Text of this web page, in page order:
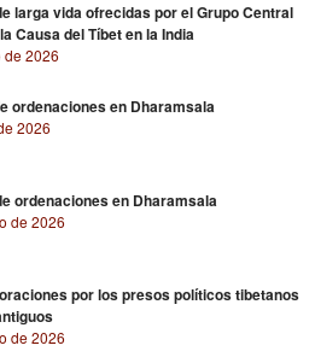
larga vida ofrecidas por el Grupo Central
Causa del Tíbet en la India
de 2026
ordenaciones en Dharamsala
2026
ordenaciones en Dharamsala
de 2026
por los presos políticos tibetanos
de 2026